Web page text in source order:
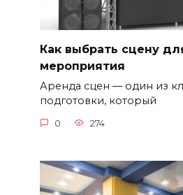
Как выбрать сцену
мероприятия
Аренда сцен — один из
подготовки, который
0 274